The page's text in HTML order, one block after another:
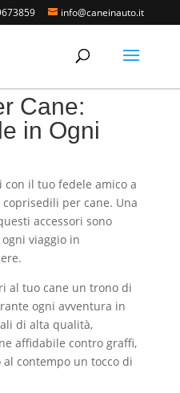
info@caneinauto.it
per Cane:
Cane:
in Ogni
con il tuo fedele amico a
per cane. Una
accessori sono
viaggio in
al tuo cane un trono di
ogni avventura in
di alta qualità,
affidabile contro graffi,
contempo un tocco di